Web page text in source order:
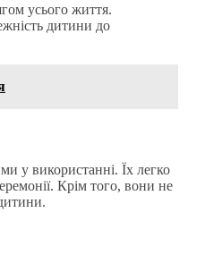
усього життя.
дитини до
у використанні. Їх легко
Крім того, вони не